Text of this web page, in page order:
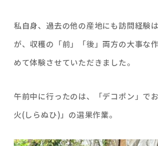
私自身、過去の他の産地にも訪問経験
が、収穫の「前」「後」両方の大事な
めて体験させていただきました。
午前中に行ったのは、「デコポン」で
火(しらぬひ)」の選果作業。